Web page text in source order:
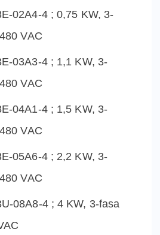
02A4-4 ; 0,75 KW, 3-
VAC
03A3-4 ; 1,1 KW, 3-
VAC
04A1-4 ; 1,5 KW, 3-
VAC
05A6-4 ; 2,2 KW, 3-
VAC
08A8-4 ; 4 KW, 3-fasa